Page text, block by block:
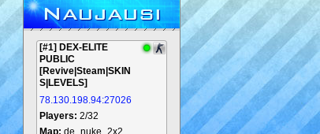
Naujausi